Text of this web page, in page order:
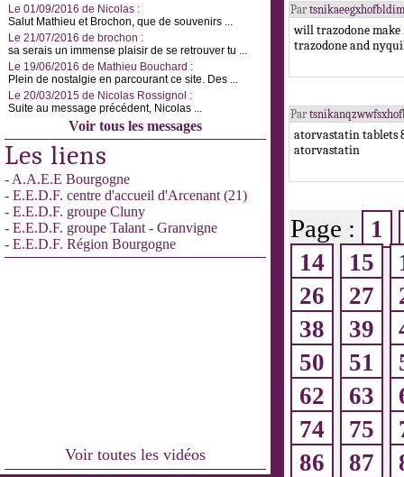
Le 01/09/2016 de Nicolas :
Salut Mathieu et Brochon, que de souvenirs ...
Le 21/07/2016 de brochon :
sa serais un immense plaisir de se retrouver tu ...
Le 19/06/2016 de Mathieu Bouchard :
Plein de nostalgie en parcourant ce site. Des ...
Le 20/03/2015 de Nicolas Rossignol :
Suite au message précédent, Nicolas ...
Voir tous les messages
Les liens
- A.A.E.E Bourgogne
- E.E.D.F. centre d'accueil d'Arcenant (21)
- E.E.D.F. groupe Cluny
- E.E.D.F. groupe Talant - Granvigne
- E.E.D.F. Région Bourgogne
Voir toutes les vidéos
Par
will trazodone
trazodone and
Par
atorvastatin tablets
atorvastatin
Page :
1
14
15
26
27
38
39
50
51
62
63
74
75
86
87